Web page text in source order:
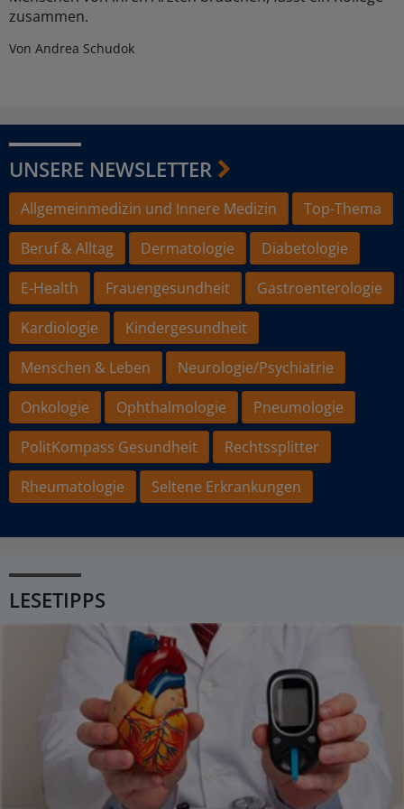
zusammen.
Von Andrea Schudok
UNSERE NEWSLETTER
Allgemeinmedizin und Innere Medizin
Top-Thema
Beruf & Alltag
Dermatologie
Diabetologie
E-Health
Frauengesundheit
Gastroenterologie
Kardiologie
Kindergesundheit
Menschen & Leben
Neurologie/Psychiatrie
Onkologie
Ophthalmologie
Pneumologie
PolitKompass Gesundheit
Rechtssplitter
Rheumatologie
Seltene Erkrankungen
LESETIPPS